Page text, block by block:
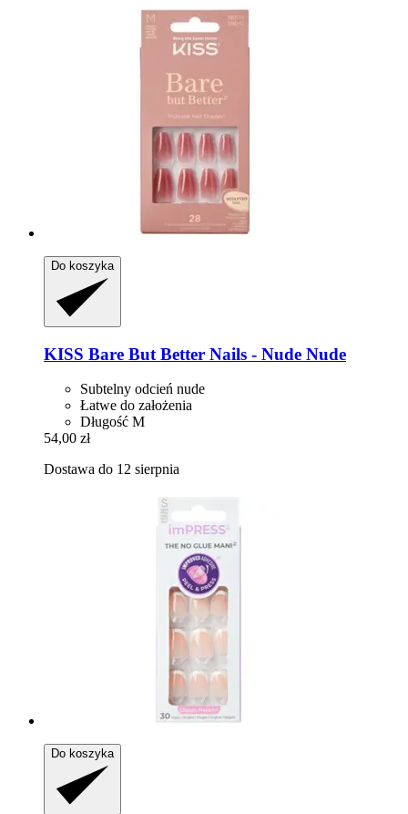
Do koszyka
KISS Bare But Better Nails -​ Nude Nude
Subtelny odcień nude
Łatwe do założenia
Długość M
54,00 zł
Dostawa do 12 sierpnia
Do koszyka